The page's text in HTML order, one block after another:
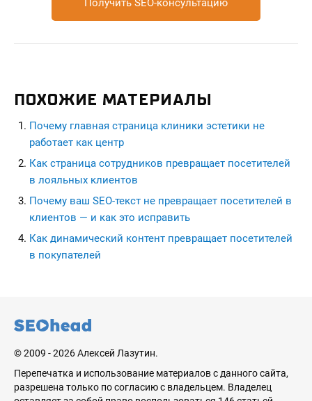
Получить SEO-консультацию
ПОХОЖИЕ МАТЕРИАЛЫ
Почему главная страница клиники эстетики не
работает как центр
Как страница сотрудников превращает посетителей
в лояльных клиентов
Почему ваш SEO-текст не превращает посетителей в
клиентов — и как это исправить
Как динамический контент превращает посетителей
в покупателей
© 2009 - 2026 Алексей Лазутин.
Перепечатка и использование материалов с данного сайта,
разрешена только по согласию с владельцем. Владелец